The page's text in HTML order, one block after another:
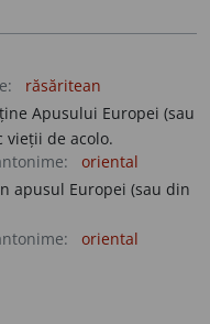
răsăritean
Apusului Europei (sau
vieții de acolo.
oriental
apusul Europei (sau din
oriental